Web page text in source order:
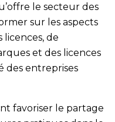
le secteur des
sur les aspects
licences, de
et des licences
des entreprises
favoriser le partage